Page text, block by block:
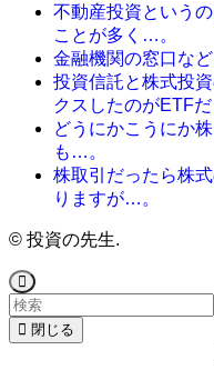
不動産投資という
ことが多く…。
金融機関の窓口な
投資信託と株式投
クスしたのがETF
どうにかこうにか
も…。
株取引だったら株
りますが…。
© 投資の先生.
閉じる